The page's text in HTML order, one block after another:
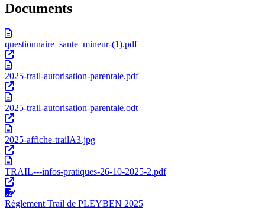
Documents
questionnaire_sante_mineur-(1).pdf
2025-trail-autorisation-parentale.pdf
2025-trail-autorisation-parentale.odt
2025-affiche-trailA3.jpg
TRAIL---infos-pratiques-26-10-2025-2.pdf
Règlement Trail de PLEYBEN 2025